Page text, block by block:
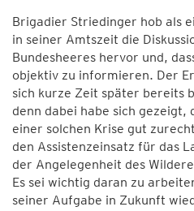
Brigadier Striedinger hob als
in seiner Amtszeit die
Bundesheeres hervor und,
objektiv zu informieren. Der
sich kurze Zeit später bereits
denn dabei habe sich gezeigt,
einer solchen Krise gut
den Assistenzeinsatz für das
der Angelegenheit des
Es sei wichtig daran zu
seiner Aufgabe in Zukunft